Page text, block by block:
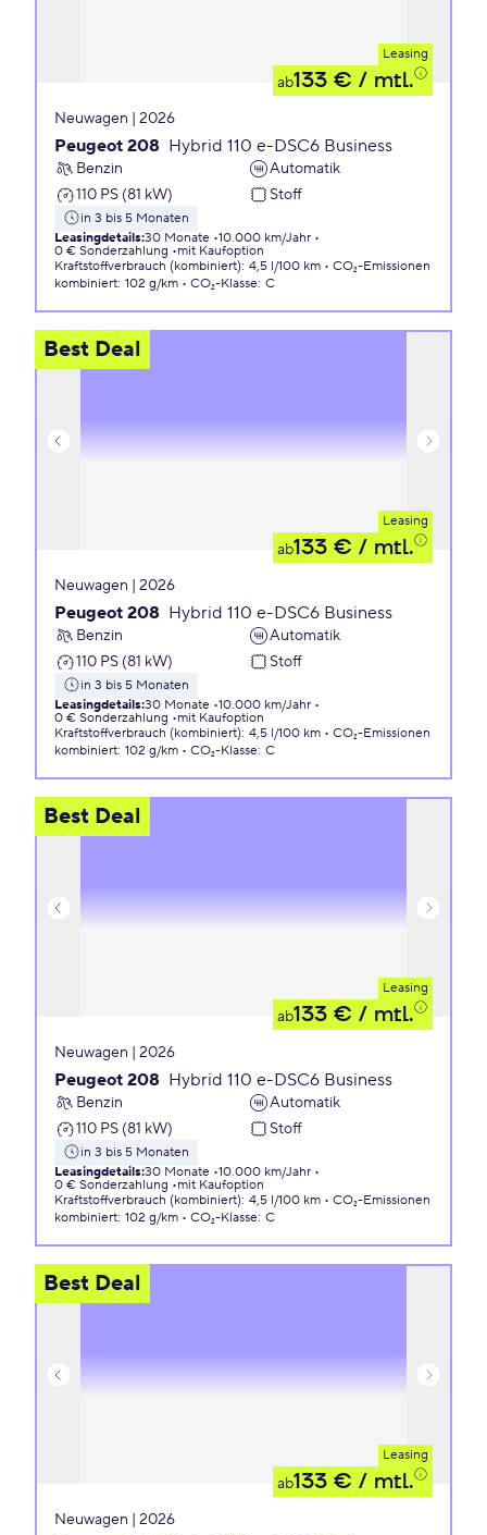
Leasing
ab133 € / mtl.
Neuwagen | 2026
Peugeot 208 Hybrid 110 e-DSC6 Business
Benzin
Automatik
110 PS (81 kW)
Stoff
in 3 bis 5 Monaten
Leasingdetails:30 Monate 10.000 km/Jahr
0 € Sonderzahlung
mit Kaufoption
Kraftstoffverbrauch (kombiniert): 4,5 l/100 km
CO₂-Emissionen
kombiniert: 102 g/km CO₂-Klasse: C
Best Deal
Leasing
ab133 € / mtl.
Neuwagen | 2026
Peugeot 208 Hybrid 110 e-DSC6 Business
Benzin
Automatik
110 PS (81 kW)
Stoff
in 3 bis 5 Monaten
Leasingdetails:30 Monate 10.000 km/Jahr
0 € Sonderzahlung
mit Kaufoption
Kraftstoffverbrauch (kombiniert): 4,5 l/100 km
CO₂-Emissionen
kombiniert: 102 g/km CO₂-Klasse: C
Best Deal
Leasing
ab133 € / mtl.
Neuwagen | 2026
Peugeot 208 Hybrid 110 e-DSC6 Business
Benzin
Automatik
110 PS (81 kW)
Stoff
in 3 bis 5 Monaten
Leasingdetails:30 Monate 10.000 km/Jahr
0 € Sonderzahlung
mit Kaufoption
Kraftstoffverbrauch (kombiniert): 4,5 l/100 km
CO₂-Emissionen
kombiniert: 102 g/km CO₂-Klasse: C
Best Deal
Leasing
ab133 € / mtl.
Neuwagen | 2026